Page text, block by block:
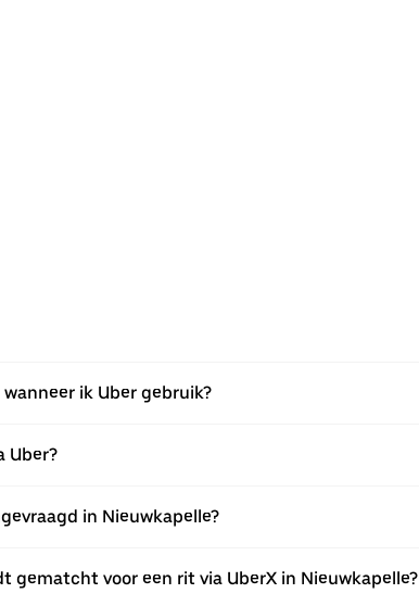
ik Uber gebruik?
Uber?
in Nieuwkapelle?
gematcht voor een rit via UberX in Nieuwkapelle?